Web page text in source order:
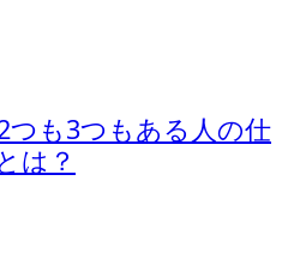
つも3つもある人の仕
は？